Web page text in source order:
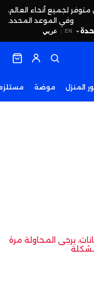
لجميع أنحاء العالم،
وفي الموعد المحدد.
EN
| عربي
المنزل موضة
يرجى المحاولة مرة